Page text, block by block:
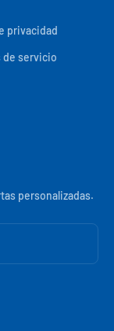
privacidad
de servicio
personalizadas.